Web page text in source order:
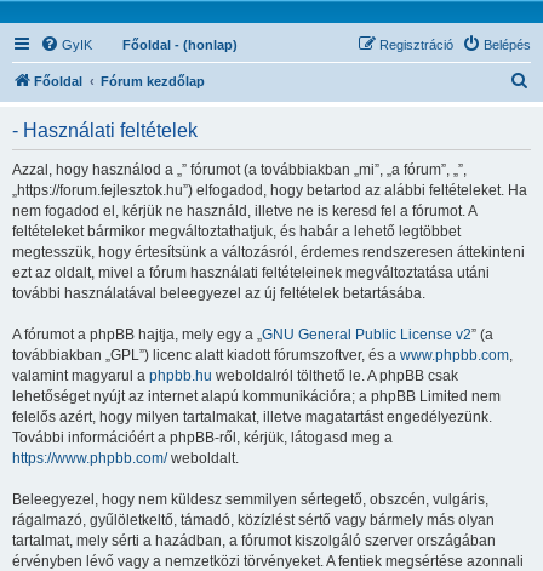
GyIK Főoldal - (honlap) Belépés
Regisztráció
Főoldal Fórum kezdőlap
- Használati feltételek
Azzal, hogy használod a „” fórumot (a továbbiakban „mi”, „a fórum”, „”,
„https://forum.fejlesztok.hu”) elfogadod, hogy betartod az alábbi feltételeket. Ha
nem fogadod el, kérjük ne használd, illetve ne is keresd fel a fórumot. A
feltételeket bármikor megváltoztathatjuk, és habár a lehető legtöbbet
megtesszük, hogy értesítsünk a változásról, érdemes rendszeresen áttekinteni
ezt az oldalt, mivel a fórum használati feltételeinek megváltoztatása utáni
további használatával beleegyezel az új feltételek betartásába.
A fórumot a phpBB hajtja, mely egy a „GNU General Public License v2” (a
továbbiakban „GPL”) licenc alatt kiadott fórumszoftver, és a www.phpbb.com,
valamint magyarul a phpbb.hu weboldalról tölthető le. A phpBB csak
lehetőséget nyújt az internet alapú kommunikációra; a phpBB Limited nem
felelős azért, hogy milyen tartalmakat, illetve magatartást engedélyezünk.
További információért a phpBB-ről, kérjük, látogasd meg a
https://www.phpbb.com/weboldalt.
Beleegyezel, hogy nem küldesz semmilyen sértegető, obszcén, vulgáris,
rágalmazó, gyűlöletkeltő, támadó, közízlést sértő vagy bármely más olyan
tartalmat, mely sérti a hazádban, a fórumot kiszolgáló szerver országában
érvényben lévő vagy a nemzetközi törvényeket. A fentiek megsértése azonnali